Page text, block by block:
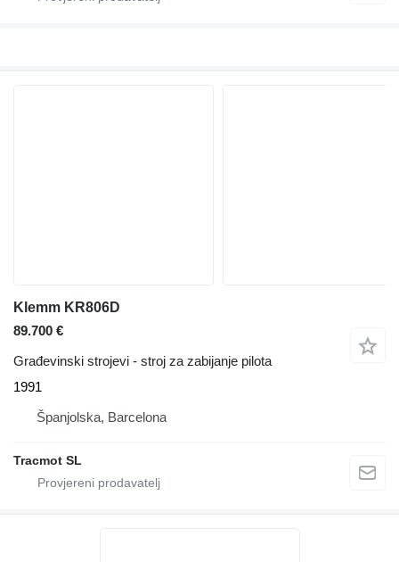
Klemm KR806D
89.700 €
Građevinski strojevi - stroj za zabijanje pilota
1991
Španjolska, Barcelona
Tracmot SL